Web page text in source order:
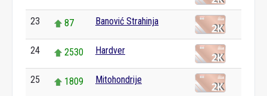
23 87 Banović Strahinja
24 2530 Hardver
25 1809 Mitohondrije